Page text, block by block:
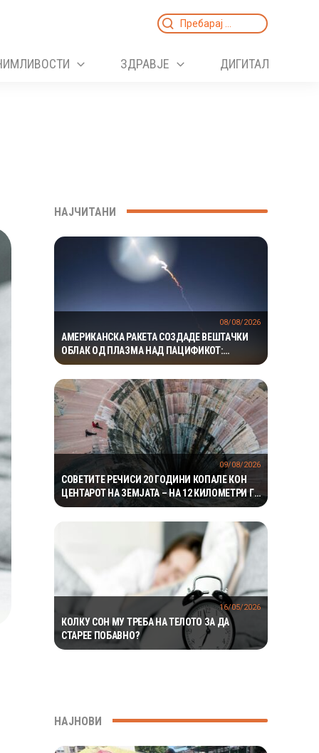
Search
ЗДРАВЈЕ ДИГИТАЛ
НАЈЧИТАНИ
АМЕРИКАНСКА РАКЕТА СОЗДАДЕ ВЕШТАЧКИ
ОБЛАК ОД ПЛАЗМА НАД ПАЦИФИКОТ:
ЕКСПЕРИМЕНТОТ МОЖЕ ДА ПОМОГНЕ ВО
ЗАШТИТАТА НА САТЕЛИТИТЕ
08/08/2026
СОВЕТИТЕ РЕЧИСИ 20 ГОДИНИ КОПАЛЕ КОН
ЦЕНТАРОТ НА ЗЕМЈАТА – НА 12 КИЛОМЕТРИ ГИ
ДОЧЕКАЛЕ УСЛОВИ ШТО НИКОЈ НЕ ГИ
09/08/2026
КОЛКУ СОН МУ ТРЕБА НА ТЕЛОТО ЗА ДА
СТАРЕЕ ПОБАВНО?
16/05/2026
НАЈНОВИ